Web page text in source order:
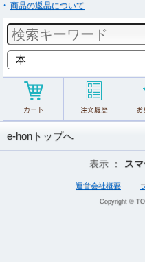
商品の返品について
e-honトップへ
表示 ： ス
運営会社概要
Copyright ©